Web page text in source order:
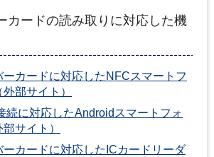
カードの読み取りに対応した機
ーカードに対応したNFCスマートフ
部サイト）
続に対応したAndroidスマートフォ
サイト）
ーカードに対応したICカードリーダ